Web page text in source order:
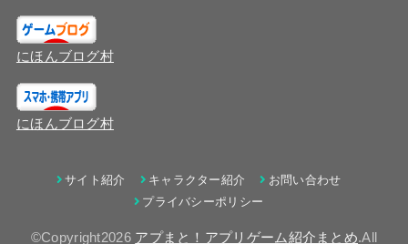
にほんブログ村
にほんブログ村
サイト紹介 キャラクター紹介
お問い合わせ
プライバシーポリシー
©Copyright2026 アプまと！アプリゲーム紹介まとめ.All